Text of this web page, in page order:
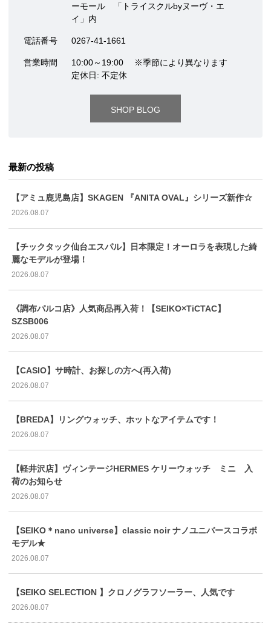
ーモール 「トライスクルbyヌーヴ・エ
イ」内
電話番号 0267-41-1661
営業時間
10:00～19:00 ※季節により異なります
定休日: 不定休
SHOP BLOG
最新の投稿
【アミュ鹿児島店】SKAGEN 『ANITA OVAL』シリーズ新作☆
2026.08.07
【チックタック仙台エスパル】日本限定！オーロラを表現した綺
麗なモデルが登場！
2026.08.07
《調布パルコ店》人気商品再入荷！【SEIKO×TiCTAC】
SZSB006
2026.08.07
【CASIO】サ時計、お探しの方へ(再入荷)
2026.08.07
【BREDA】リングウォッチ、ホットなアイテムです！
2026.08.07
【軽井沢店】ヴィンテージHERMES ケリーウォッチ ミニ 入
荷のお知らせ
2026.08.07
【SEIKO＊nano universe】classic noir ナノユニバースコラボ
モデル★
2026.08.07
【SEIKO SELECTION 】クロノグラフソーラー、人気です
2026.08.07